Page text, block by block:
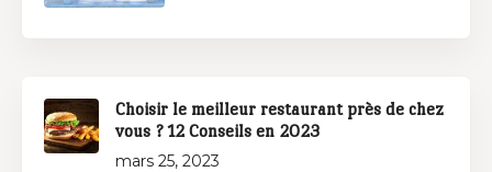
Choisir le meilleur restaurant près de chez
vous ? 12 Conseils en 2023
mars 25, 2023